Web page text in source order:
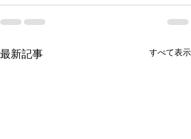
最新記事 すべて表示